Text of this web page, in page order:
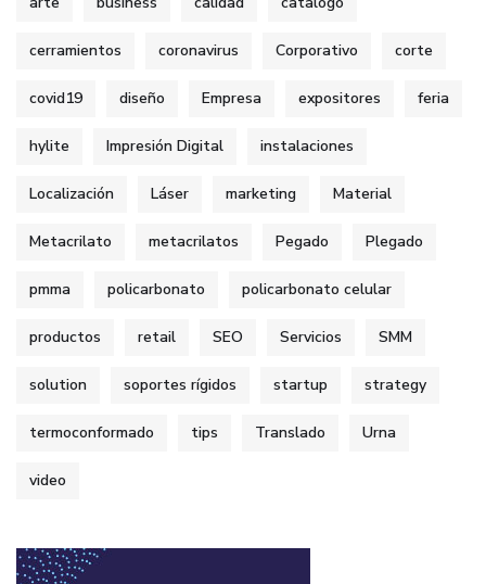
cerramientos coronavirus Corporativo corte
covid19 diseño Empresa expositores feria
hylite Impresión Digital instalaciones
Localización Láser marketing Material
Metacrilato metacrilatos Pegado Plegado
pmma policarbonato policarbonato celular
productos retail SEO Servicios SMM
solution soportes rígidos startup strategy
termoconformado tips Translado Urna
video